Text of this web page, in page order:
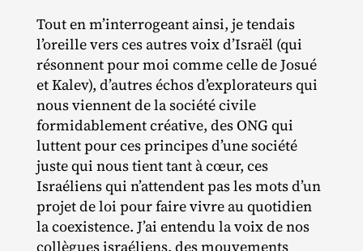
Tout en m’interrogeant ainsi, je tendais
l’oreille vers ces autres voix d’Israël (qui
résonnent pour moi comme celle de Josué
et Kalev), d’autres échos d’explorateurs qui
nous viennent de la société civile
formidablement créative, des ONG qui
luttent pour ces principes d’une société
juste qui nous tient tant à cœur, ces
Israéliens qui n’attendent pas les mots d’un
projet de loi pour faire vivre au quotidien
la coexistence. J’ai entendu la voix de nos
collègues israéliens, des mouvements